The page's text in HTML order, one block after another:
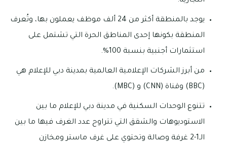
يوجد بالمنطقة أكثر من 24 ألف موظف يعملون بها، وتُعرف
المنطقة بكونها إحدى المناطق الحرة التي تشتمل على
استثمارات أجنبية بنسبة 100%.
من أبرز الشركات الإعلامية العالمية بمدينة دبي للإعلام هي
(BBC) وقناة (CNN) و (MBC).
تتنوع الوحدات السكنية في مدينة دبي للإعلام ما بين
الاستوديوهات والشقق التي تتراوح عدد الغرف فيها ما بين
الـ1-2 غرفة وصالة وتحتوي على غرف ماستر ومخازن